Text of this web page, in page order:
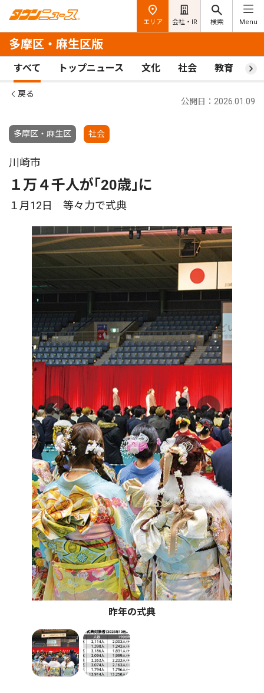
エリア 会社・IR 検索 Menu
多摩区・麻生区版
すべて トップニュース 文化 社会 教育 ス
戻る
多摩区・麻生区 社会
公開日：2026.01.09
川崎市
１万４千人が｢20歳｣に
１月12日 等々力で式典
昨年の式典